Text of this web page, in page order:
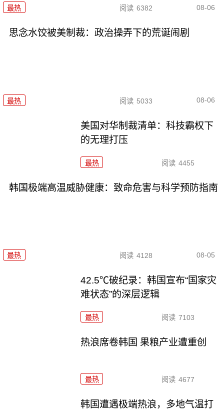
最热 阅读 6382 08-06
思念水饺被美制裁：政治操弄下的荒诞闹剧
最热 阅读 5033 08-06
美国对华制裁清单：科技霸权下
的无理打压
最热 阅读 4455
韩国极端高温威胁健康：致命危害与科学预防指南
最热 阅读 4128 08-05
42.5℃破纪录：韩国宣布“国家灾
难状态”的深层逻辑
最热 阅读 7103
热浪席卷韩国 果粮产业遭重创
最热 阅读 4677
韩国遭遇极端热浪，多地气温打